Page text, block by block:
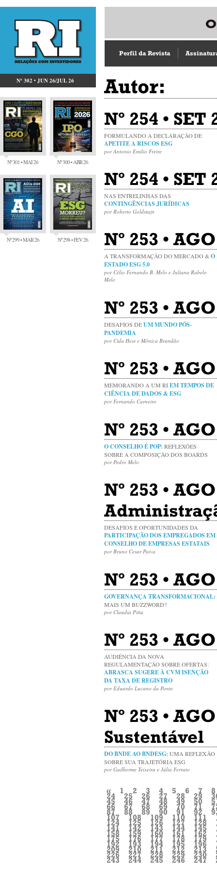
Nº 302 • JUN 26/JUL 26
Nº 301 • MAI 26 Nº 300 • ABR 26
Nº 299 • MAR 26 Nº 298 • FEV 26
Perfil da Revista
Autor:
Nº 254 •
FORMULANDO A DECLARAÇÃO DE
APETITE A RISCOS ESG
por Antonio Emilio Freire
Nº 254 •
NAS ENTRELINHAS DAS
CONTINGÊNCIAS JURÍDICAS
por Roberto Goldstajn
Nº 253 •
A TRANSFORMAÇÃO DO MERCADO &O
ESTADO ESG 5.0
por Célio Fernando B. Melo e Juliana Rabelo
Melo
Nº 253 •
DESAFIOS DEUM MUNDO PÓS-
PANDEMIA
por Cida Hess e Mônica Brandão
Nº 253 •
MEMORANDO A UM RIEM TEMPOS DE
CIÊNCIA DE DADOS & ESG
por Fernando Carneiro
Nº 253 •
O CONSELHO É POP: REFLEXÕES
SOBRE A COMPOSIÇÃO DOS BOARDS
por Pedro Melo
Nº 253 •
DESAFIOS E OPORTUNIDADES DA
PARTICIPAÇÃO DOS EMPREGADOS EM
CONSELHO DE EMPRESAS ESTATAIS
por Bruno Cesar Paiva
Nº 253 •
GOVERNANÇA TRANSFORMACIONAL:
MAIS UM BUZZWORD?
por Claudia Pitta
Nº 253 •
AUDIÊNCIA DA NOVA
REGULAMENTAÇÃO SOBRE OFERTAS:
ABRASCA SUGERE À CVM ISENÇÃO
DA TAXA DE REGISTRO
por Eduardo Lucano da Ponte
Nº 253 •
Sustentável
DO BNDE AO BNDESG: UMA REFLEXÃO
SOBRE SUA TRAJETÓRIA ESG
por Guilherme Teixeira e Júlia Ferrato
« 1 2 3 4 5 6 7 8
24 25 26 27 28 29
45 46 47 48 49 50
66 67 68 69 70 71
87 88 89 90 91 92
107 108 109 110 111
124 125 126 127 128
141 142 143 144 145
158 159 160 161 162
175 176 177 178 179
192 193 194 195 196
209 210 211 212 213
226 227 228 229 230
243 244 245 246 247